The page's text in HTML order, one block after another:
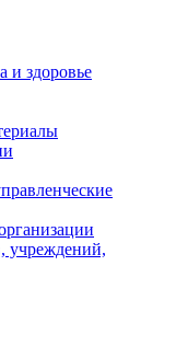
и здоровье
учреждений,